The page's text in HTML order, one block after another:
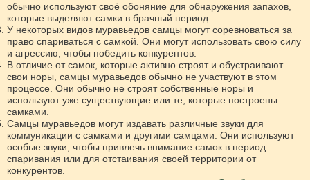
обычно используют своё обоняние для обнаружения запахов,
которые выделяют самки в брачный период.
У некоторых видов муравьедов самцы могут соревноваться за
право спариваться с самкой. Они могут использовать свою силу
и агрессию, чтобы победить конкурентов.
В отличие от самок, которые активно строят и обустраивают
свои норы, самцы муравьедов обычно не участвуют в этом
процессе. Они обычно не строят собственные норы и
используют уже существующие или те, которые построены
самками.
Самцы муравьедов могут издавать различные звуки для
коммуникации с самками и другими самцами. Они используют
особые звуки, чтобы привлечь внимание самок в период
спаривания или для отстаивания своей территории от
конкурентов.